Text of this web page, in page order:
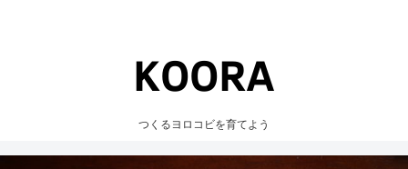
つくるヨロコビを育てよう